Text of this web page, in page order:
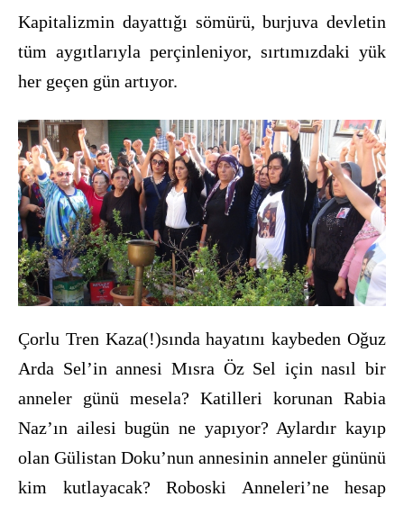
Kapitalizmin dayattığı sömürü, burjuva devletin
tüm aygıtlarıyla perçinleniyor, sırtımızdaki yük
her geçen gün artıyor.
Çorlu Tren Kaza(!)sında hayatını kaybeden Oğuz
Arda Sel’in annesi Mısra Öz Sel için nasıl bir
anneler günü mesela? Katilleri korunan Rabia
Naz’ın ailesi bugün ne yapıyor? Aylardır kayıp
olan Gülistan Doku’nun annesinin anneler gününü
kim kutlayacak? Roboski Anneleri’ne hesap